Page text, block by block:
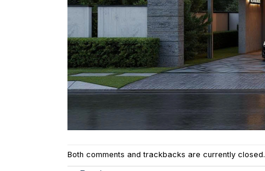
Both comments and trackbacks are currently closed.